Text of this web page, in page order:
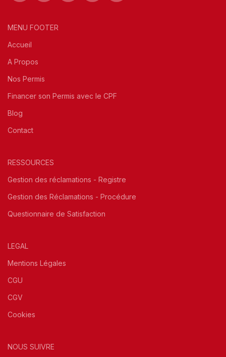
MENU FOOTER
Accueil
A Propos
Nos Permis
Financer son Permis avec le CPF
Blog
Contact
RESSOURCES
Gestion des réclamations - Registre
Gestion des Réclamations - Procédure
Questionnaire de Satisfaction
LEGAL
Mentions Légales
CGU
CGV
Cookies
NOUS SUIVRE